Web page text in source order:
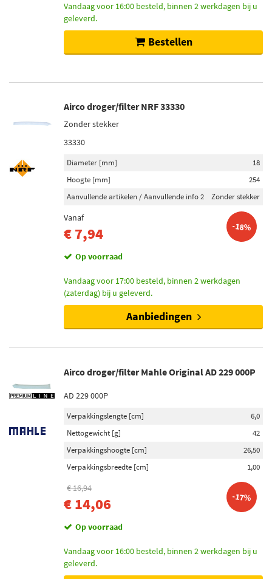
Vandaag voor 16:00 besteld, binnen 2 werkdagen bij u
geleverd.
Bestellen
Airco droger/filter NRF 33330
Zonder stekker
33330
Diameter [mm]
18
Hoogte [mm]
254
Aanvullende artikelen / Aanvullende info 2
Zonder stekker
Vanaf
€ 7,94 -18%
Op voorraad
Vandaag voor 17:00 besteld, binnen 2 werkdagen
(zaterdag) bij u geleverd.
Aanbiedingen
Airco droger/filter Mahle Original AD 229 000P
AD 229 000P
Verpakkingslengte [cm]
6,0
Nettogewicht [g]
42
Verpakkingshoogte [cm]
26,50
Verpakkingsbreedte [cm]
1,00
€ 16,94
€ 14,06 -17%
Op voorraad
Vandaag voor 16:00 besteld, binnen 2 werkdagen bij u
geleverd.